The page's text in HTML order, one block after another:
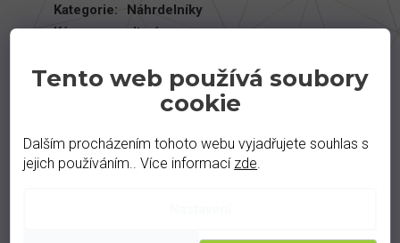
Tento web používá soubory
cookie
Dalším procházením tohoto webu vyjadřujete souhlas s
jejich používáním.. Více informací zde.
Kategorie:
Náhrdelníky
Kámen: vltavín
Podobné produkty